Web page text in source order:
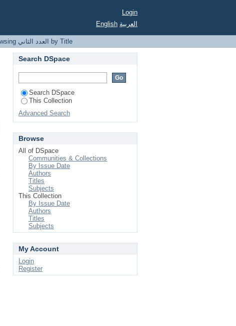
Login
English العربية
Browsing العدد الثاني by Title
Search DSpace
Search DSpace
This Collection
Advanced Search
Browse
All of DSpace
Communities & Collections
By Issue Date
Authors
Titles
Subjects
This Collection
By Issue Date
Authors
Titles
Subjects
My Account
Login
Register